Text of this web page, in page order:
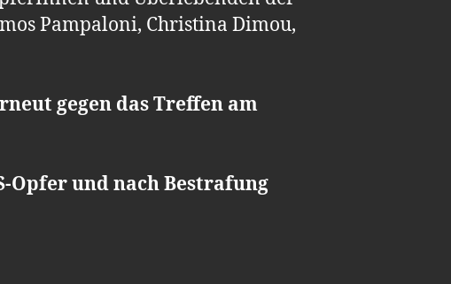
Pampaloni, Christina Dimou,
gegen das Treffen am
Opfer und nach Bestrafung